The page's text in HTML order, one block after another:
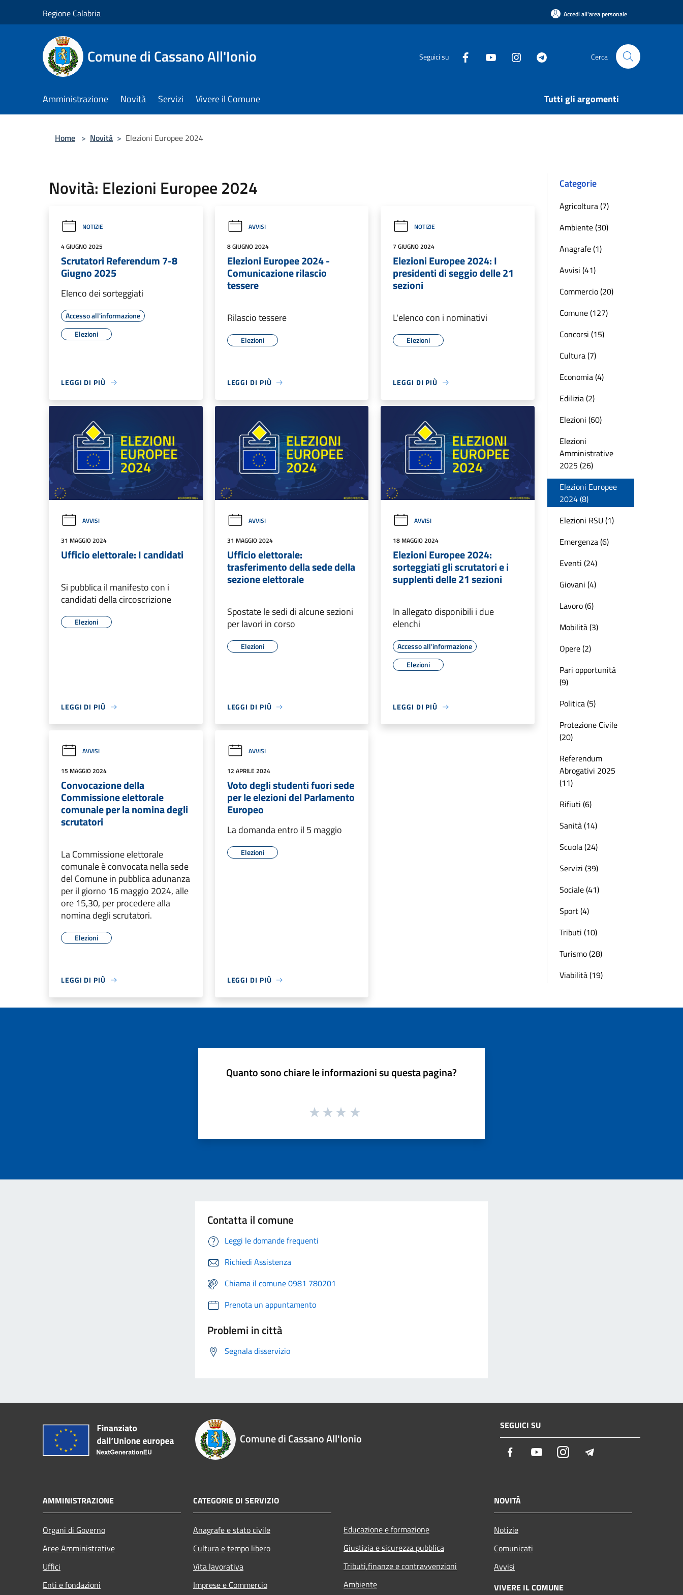
Regione Calabria Accedi all'area personale
Comune di Cassano All'Ionio Seguici su Cerca
Amministrazione Novità Servizi Vivere il Comune Tutti gli argomenti
Home > Novità > Elezioni Europee 2024
Novità: Elezioni Europee 2024
NOTIZIE
4 GIUGNO 2025
Scrutatori Referendum 7-8
Giugno 2025
Elenco dei sorteggiati
Accesso all'informazione
Elezioni
LEGGI DI PIÙ
AVVISI
8 GIUGNO 2024
Elezioni Europee 2024 -
Comunicazione rilascio
tessere
Rilascio tessere
Elezioni
LEGGI DI PIÙ
NOTIZIE
7 GIUGNO 2024
Elezioni Europee 2024: I
presidenti di seggio delle 21
sezioni
L'elenco con i nominativi
Elezioni
LEGGI DI PIÙ
AVVISI
31 MAGGIO 2024
Ufficio elettorale: I candidati
Si pubblica il manifesto con i
candidati della circoscrizione
Elezioni
LEGGI DI PIÙ
AVVISI
31 MAGGIO 2024
Ufficio elettorale:
trasferimento della sede della
sezione elettorale
Spostate le sedi di alcune sezioni
per lavori in corso
Elezioni
LEGGI DI PIÙ
AVVISI
18 MAGGIO 2024
Elezioni Europee 2024:
sorteggiati gli scrutatori e i
supplenti delle 21 sezioni
In allegato disponibili i due
elenchi
Accesso all'informazione
Elezioni
LEGGI DI PIÙ
AVVISI
15 MAGGIO 2024
Convocazione della
Commissione elettorale
comunale per la nomina degli
scrutatori
La Commissione elettorale
comunale è convocata nella sede
del Comune in pubblica adunanza
per il giorno 16 maggio 2024, alle
ore 15,30, per procedere alla
nomina degli scrutatori.
Elezioni
LEGGI DI PIÙ
AVVISI
12 APRILE 2024
Voto degli studenti fuori sede
per le elezioni del Parlamento
Europeo
La domanda entro il 5 maggio
Elezioni
LEGGI DI PIÙ
Categorie
Agricoltura (7)
Ambiente (30)
Anagrafe (1)
Avvisi (41)
Commercio (20)
Comune (127)
Concorsi (15)
Cultura (7)
Economia (4)
Edilizia (2)
Elezioni (60)
Elezioni
Amministrative
2025 (26)
Elezioni Europee
2024 (8)
Elezioni RSU (1)
Emergenza (6)
Eventi (24)
Giovani (4)
Lavoro (6)
Mobilità (3)
Opere (2)
Pari opportunità
(9)
Politica (5)
Protezione Civile
(20)
Referendum
Abrogativi 2025
(11)
Rifiuti (6)
Sanità (14)
Scuola (24)
Servizi (39)
Sociale (41)
Sport (4)
Tributi (10)
Turismo (28)
Viabilità (19)
Quanto sono chiare le informazioni su questa pagina?
Contatta il comune
Leggi le domande frequenti
Richiedi Assistenza
Chiama il comune 0981 780201
Prenota un appuntamento
Problemi in città
Segnala disservizio
Comune di Cassano All'Ionio
SEGUICI SU
Facebook YoutubeInstagram
AMMINISTRAZIONE
Organi di Governo
Aree Amministrative
Uffici
Enti e fondazioni
CATEGORIE DI SERVIZIO
Anagrafe e stato civile
Cultura e tempo libero
Vita lavorativa
Imprese e Commercio
Educazione e formazione
Giustizia e sicurezza pubblica
Tributi,finanze e contravvenzioni
Ambiente
NOVITÀ
Notizie
Comunicati
Avvisi
VIVERE IL COMUNE